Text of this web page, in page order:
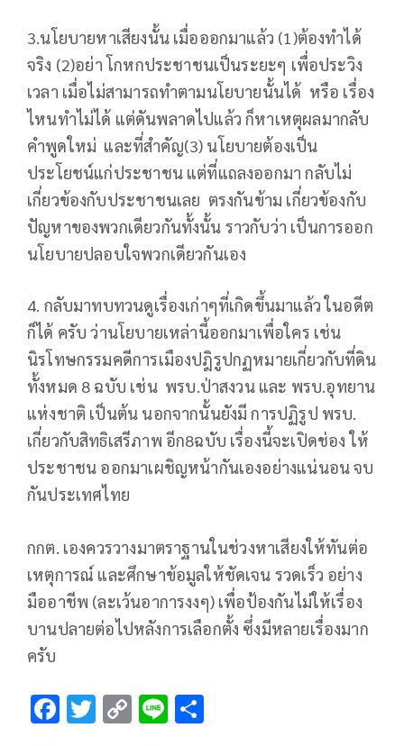
3.นโยบายหาเสียงนั้น เมื่อออกมาแล้ว (1)ต้องทำได้
จริง (2)อย่า โกหกประชาชนเป็นระยะๆ เพื่อประวิง
เวลา เมื่อไม่สามารถทำตามนโยบายนั้นได้ หรือ เรื่อง
ไหนทำไม่ได้ แต่ดันพลาดไปแล้ว ก็หาเหตุผลมากลับ
คำพูดใหม่ และที่สำคัญ(3) นโยบายต้องเป็น
ประโยชน์แก่ประชาชน แต่ที่แถลงออกมา กลับไม่
เกี่ยวข้องกับประชาชนเลย ตรงกันข้าม เกี่ยวข้องกับ
ปัญหาของพวกเดียวกันทั้งนั้น ราวกับว่า เป็นการออก
นโยบายปลอบใจพวกเดียวกันเอง
4. กลับมาทบทวนดูเรื่องเก่าๆที่เกิดขึ้นมาแล้ว ในอดีต
ก็ได้ ครับ ว่านโยบายเหล่านี้ออกมาเพื่อใคร เช่น
นิรโทษกรรมคดีการเมืองปฎิรูปกฏหมายเกี่ยวกับที่ดิน
ทั้งหมด 8 ฉบับ เช่น พรบ.ป่าสงวน และ พรบ.อุทยาน
แห่งชาติ เป็นต้น นอกจากนั้นยังมี การปฏิรูป พรบ.
เกี่ยวกับสิทธิเสรีภาพ อีก8ฉบับ เรื่องนี้จะเปิดช่อง ให้
ประชาชน ออกมาเผชิญหน้ากันเองอย่างแน่นอน จบ
กันประเทศไทย
กกต. เองควรวางมาตราฐานในช่วงหาเสียงให้ทันต่อ
เหตุการณ์ และศึกษาข้อมูลให้ชัดเจน รวดเร็ว อย่าง
มืออาชีพ (ละเว้นอาการงงๆ) เพื่อป้องกันไม่ให้เรื่อง
บานปลายต่อไปหลังการเลือกตั้ง ซึ่งมีหลายเรื่องมาก
ครับ
F T C Li